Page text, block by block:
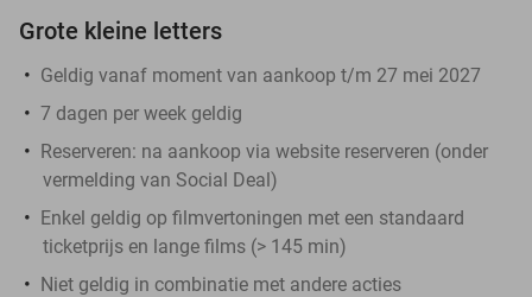
Grote kleine letters
Geldig vanaf moment van aankoop t/m 27 mei 2027
7 dagen per week geldig
Reserveren: na aankoop via website reserveren (onder
vermelding van Social Deal)
Enkel geldig op filmvertoningen met een standaard
ticketprijs en lange films (> 145 min)
Niet geldig in combinatie met andere acties